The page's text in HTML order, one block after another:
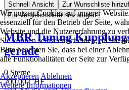
Schnell Ansicht
Zur Wunschliste
Zur Vergleichsliste hinzufügen
MBR Tuning
gerade
0 Sterne
200,00 CHF
Wir nutzen Cookies auf unserer
essenziell für den Betrieb der Seite,
Website und die Nutzererfahrung zu
Sie können selbst entscheiden, ob Sie
Bitte beachten Sie, dass bei einer
alle Funktionalitäten der Seite zur
Akzeptieren Ablehnen
Weitere Informationen